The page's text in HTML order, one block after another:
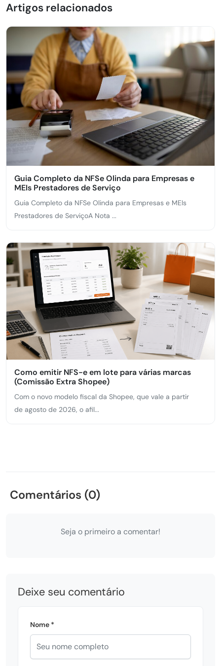
Artigos relacionados
Guia Completo da NFSe Olinda para Empresas e
MEIs Prestadores de Serviço
Guia Completo da NFSe Olinda para Empresas e MEIs
Prestadores de ServiçoA Nota ...
Como emitir NFS-e em lote para várias marcas
(Comissão Extra Shopee)
Com o novo modelo fiscal da Shopee, que vale a partir
de agosto de 2026, o afil...
Comentários (0)
Seja o primeiro a comentar!
Deixe seu comentário
Nome *